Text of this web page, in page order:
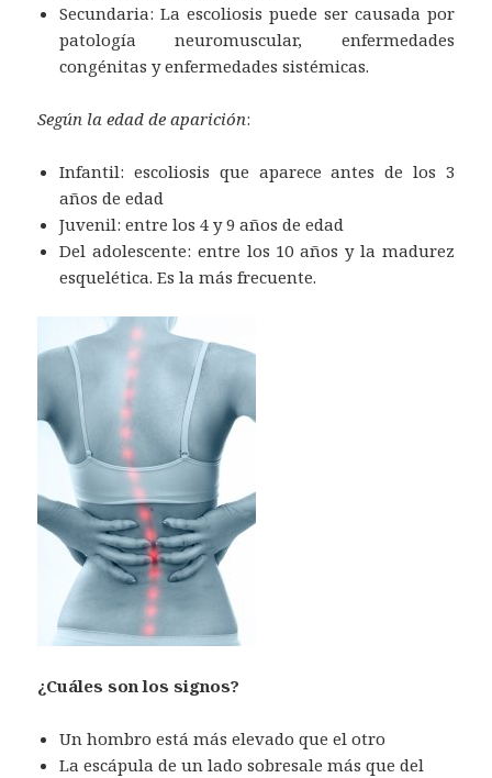
Secundaria: La escoliosis puede ser causada por
patología neuromuscular, enfermedades
congénitas y enfermedades sistémicas.
Según la edad de aparición:
Infantil: escoliosis que aparece antes de los 3
años de edad
Juvenil: entre los 4 y 9 años de edad
Del adolescente: entre los 10 años y la madurez
esquelética. Es la más frecuente.
¿Cuáles son los signos?
Un hombro está más elevado que el otro
La escápula de un lado sobresale más que del